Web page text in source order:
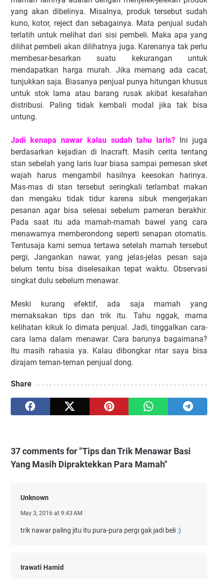
yang akan dibelinya. Misalnya, produk tersebut sudah
kuno, kotor, reject dan sebagainya. Mata penjual sudah
terlatih untuk melihat dari sisi pembeli. Maka apa yang
dilihat pembeli akan dilihatnya juga. Karenanya tak perlu
membesar-besarkan suatu kekurangan untuk
mendapatkan harga murah. Jika memang ada cacat,
tunjukkan saja. Biasanya penjual punya hitungan khusus
untuk stok lama atau barang rusak akibat kesalahan
distribusi. Paling tidak kembali modal jika tak bisa
untung.
Jadi kenapa nawar kalau sudah tahu laris? Ini juga
berdasarkan kejadian di Inacraft. Masih cerita tentang
stan sebelah yang laris luar biasa sampai pemesan sket
wajah harus mengambil hasilnya keesokan harinya.
Mas-mas di stan tersebut seringkali terlambat makan
dan mengaku tidak tidur karena sibuk mengerjakan
pesanan agar bisa selesai sebelum pameran berakhir.
Pada saat itu ada mamah-mamah bawel yang cara
menawarnya memberondong seperti senapan otomatis.
Tentusaja kami semua tertawa setelah mamah tersebut
pergi, Jangankan nawar, yang jelas-jelas pesan saja
belum tentu bisa diselesaikan tepat waktu. Observasi
singkat dulu sebelum menawar.
Meski kurang efektif, ada saja mamah yang
memaksakan tips dan trik itu. Tahu nggak, mama
kelihatan kikuk lo dimata penjual. Jadi, tinggalkan cara-
cara lama dalam menawar. Cara barunya bagaimana?
Itu masih rahasia ya. Kalau dibongkar ntar saya bisa
dirajam teman-teman penjual dong.
Share
37 comments for "Tips dan Trik Menawar Basi
Yang Masih Dipraktekkan Para Mamah"
Unknown
May 3, 2016 at 9:43 AM
trik nawar paling jitu itu pura-pura pergi gak jadi beli :)
Irawati Hamid